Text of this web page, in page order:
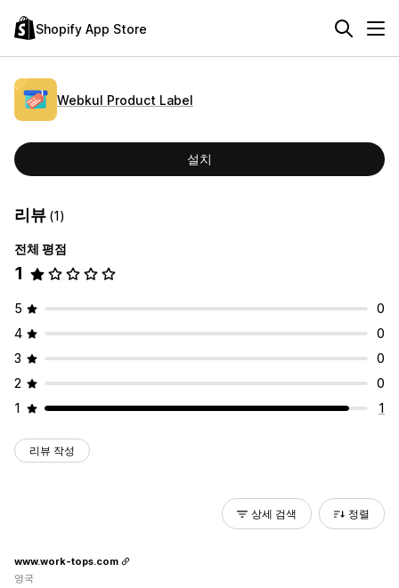
Shopify App Store
Webkul Product Label
설치
리뷰 (1)
전체 평점
1
5
0
4
0
3
0
2
0
1
1
리뷰 작성
상세 검색 정렬
www.work-tops.com
영국